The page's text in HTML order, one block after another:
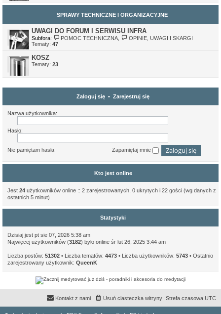
SPRAWY TECHNICZNE I ORGANIZACYJNE
UWAGI DO FORUM I SERWISU INFRA
Subfora: POMOC TECHNICZNA
OPINIE, UWAGI I SKARGI
Tematy: 47
KOSZ
Tematy: 23
Zaloguj się • Zarejestruj się
Nazwa użytkownika:
Hasło:
Nie pamiętam hasła Zapamiętaj mnie
Kto jest online
Jest 24 użytkowników online :: 2 zarejestrowanych, 0 ukrytych i 22 gości (wg danych z
ostatnich 5 minut)
Statystyki
Dzisiaj jest pt sie 07, 2026 5:38 am
Najwięcej użytkowników (3182) było online śr lut 26, 2025 3:44 am
Liczba postów: 51302 • Liczba tematów: 4473 • Liczba użytkowników: 5743 • Ostatnio
zarejestrowany użytkownik: QueenK
Strefa czasowa UTC
Usuń ciasteczka witryny
Kontakt z nami